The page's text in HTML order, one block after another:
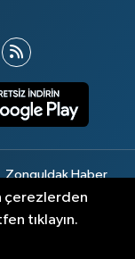
Zonguldak Haber
Sitemap
çerezlerden
tıklayın.